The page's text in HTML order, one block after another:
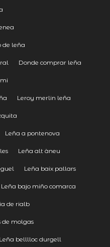
de leña
Donde comprar leña
Leroy merlin leña
Leña a pontenova
Leña alt àneu
Leña baix pallars
Leña bajo miño comarca
de rialb
de molgas
Leña belllloc durgell